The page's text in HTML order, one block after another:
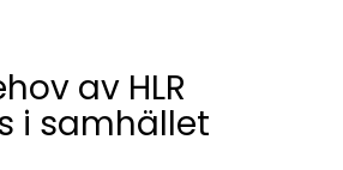
av HLR
i samhället